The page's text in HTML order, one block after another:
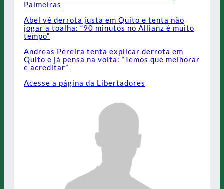
Palmeiras
Abel vê derrota justa em Quito e tenta não
jogar a toalha: “90 minutos no Allianz é muito
tempo”
Andreas Pereira tenta explicar derrota em
Quito e já pensa na volta: “Temos que melhorar
e acreditar”
Acesse a página da Libertadores